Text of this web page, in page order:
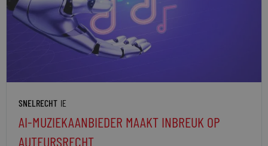
SNELRECHT IE
AI-MUZIEKAANBIEDER MAAKT INBREUK OP
AUTEURSRECHT